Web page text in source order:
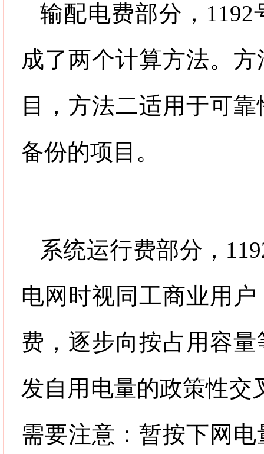
输配电费部分， 1192
成了两个计算方法。
目，方法二适用于可
备份的项目。
系统运行费部分，
电网时视同工商业用
费，逐步向按占用容
发自用电量的政策性交
需要注意：暂按下网